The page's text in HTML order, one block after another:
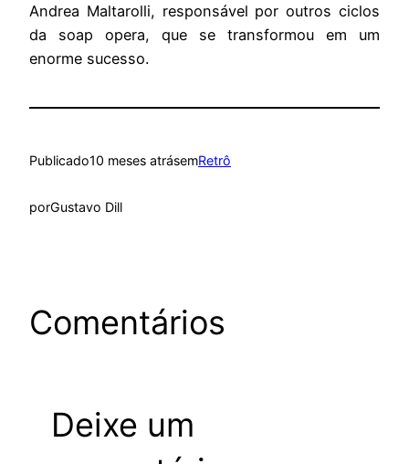
Andrea Maltarolli, responsável por outros ciclos
da soap opera, que se transformou em um
enorme sucesso.
Publicado10 meses atrásemRetrô
porGustavo Dill
Comentários
Deixe um